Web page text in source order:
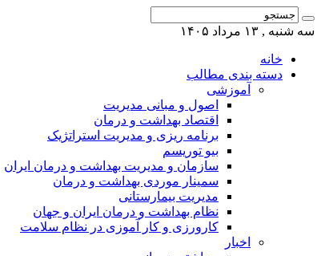
سه شنبه , ۱۳ مرداد ۱۴۰۵
خانه
دسته بندی مطالب
آموزشی
اصول و مبانی مدیریت
اقتصاد بهداشت و درمان
برنامه ریزی و مدیریت استراتژیک
بیو توریسم
سازمان و مدیریت بهداشت و درمان ایران
سمینار موردی بهداشت و درمان
مدیریت بیمارستانی
نظام بهداشت و درمان ایران و جهان
کارورزی و کار آموزی در نظام سلامت
اخبار